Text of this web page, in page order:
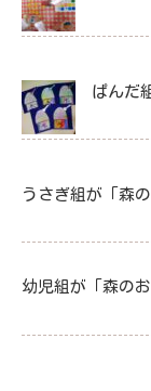
ぱんだ
うさぎ組が「森
幼児組が「森の